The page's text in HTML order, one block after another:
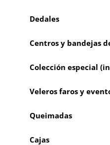
Dedales
Centros y bandejas
Colección especial
Veleros faros y
Queimadas
Cajas